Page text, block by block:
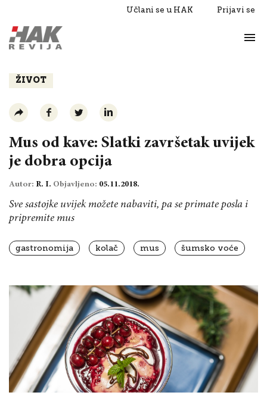
Učlani se u HAK Prijavi se
Razgovori
ŽIVOT
Mus od kave: Slatki završetak uvijek
je dobra opcija
Autor: R. I. Objavljeno: 05.11.2018.
Sve sastojke uvijek možete nabaviti, pa se primate posla i
pripremite mus
gastronomija kolač mus šumsko voće